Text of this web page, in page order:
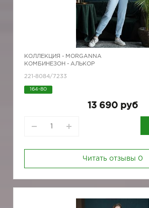
КОЛЛЕКЦИЯ - MORGANNA
КОМБИНЕЗОН - АЛЬКОР
221-8084/7233
164-80
13 690 руб
Читать отзывы 0